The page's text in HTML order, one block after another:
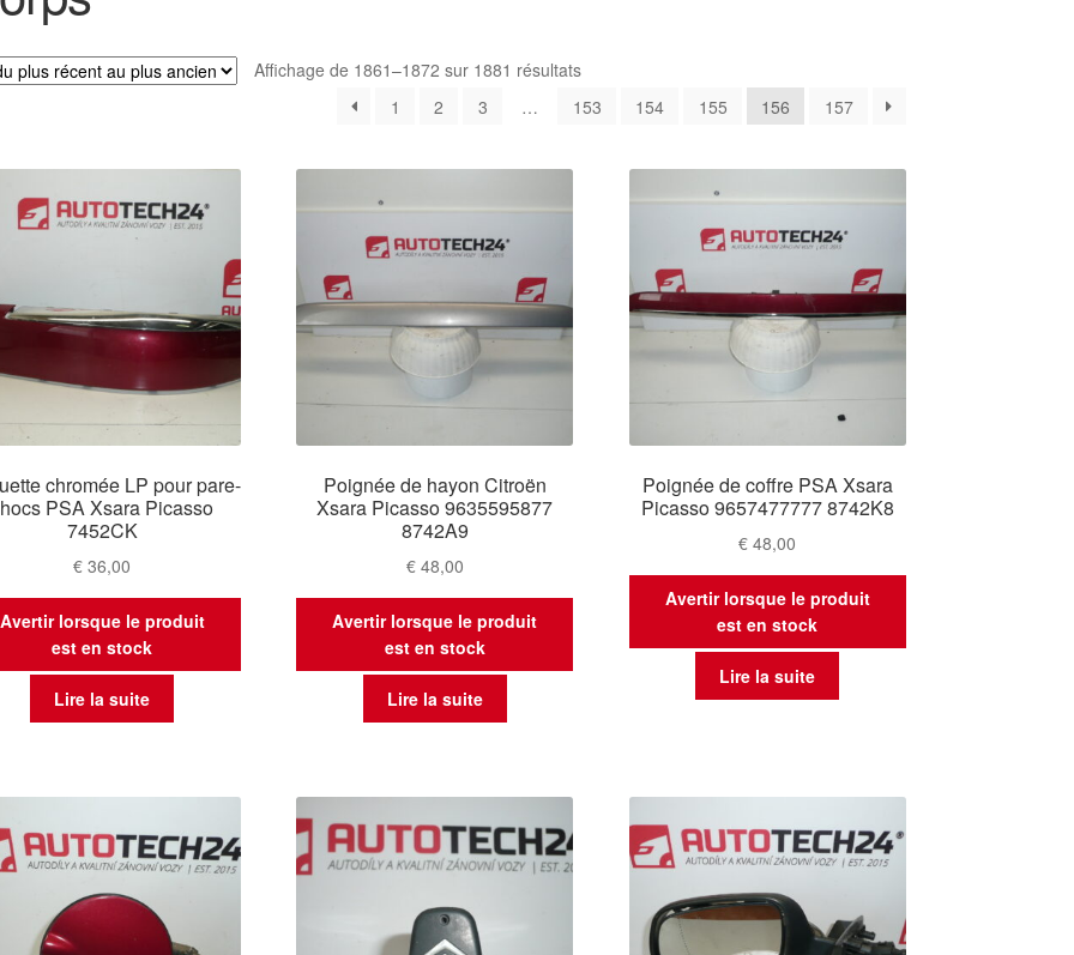
Affichage de 1861–1872 sur 1881 résultatsTrié
plus
1 2 3 … 153 154 155 156 157
chromée LP pour pare-
PSA Xsara Picasso
7452CK
€ 36,00
Avertir lorsque le produit
est en stock
Lire la suite
Poignée de hayon Citroën
Xsara Picasso 9635595877
8742A9
€48,00
Avertir lorsque le produit
est en stock
Lire la suite
Poignée de coffre PSA Xsara
Picasso 9657477777 8742K8
€ 48,00
Avertir lorsque le produit
est en stock
Lire la suite